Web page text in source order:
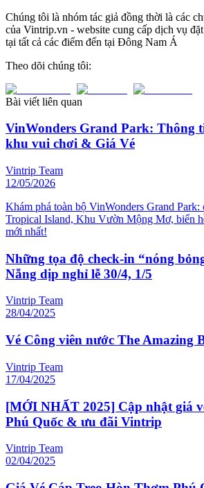
Chúng tôi là nhóm tác giả đồng thời là các
của Vintrip.vn - website cung cấp dịch vụ
tại tất cả các điểm đến tại Đông Nam Á
Theo dõi chúng tôi:
Bài viết liên quan
VinWonders Grand Park: Thông
khu vui chơi & Giá Vé
Vintrip Team
12/05/2026
Khám phá toàn bộ VinWonders Grand Park:
Tropical Island, Khu Vườn Mộng Mơ, biển
mới nhất!
Những tọa độ check-in “nóng
Nẵng dịp nghỉ lễ 30/4, 1/5
Vintrip Team
28/04/2025
Vé Công viên nước The Amazing
Vintrip Team
17/04/2025
[MỚI NHẤT 2025] Cập nhật giá
Phú Quốc & ưu đãi Vintrip
Vintrip Team
02/04/2025